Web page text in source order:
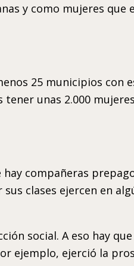
y como mujeres que
25 municipios con
unas 2.000
compañeras
clases ejercen en
social. A eso hay
ejemplo, ejerció la